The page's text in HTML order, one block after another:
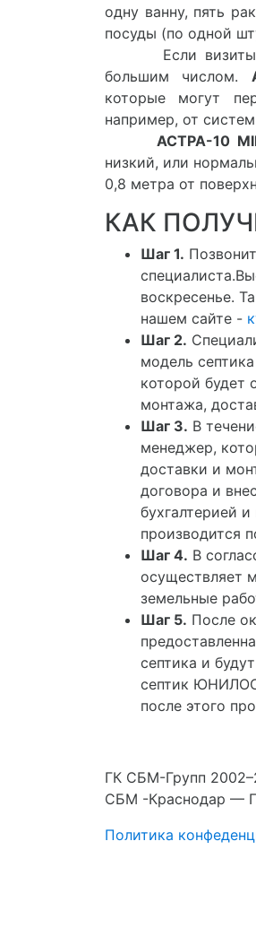
одну ванну, пять
посуды (по одной
Если визиты
большим числом.
которые могут
например, от
АСТРА-10
низкий, или
0,8 метра от
КАК
Шаг 1.
воскресенье.
нашем сайте -
Шаг 2.
модель
которой будет
монтажа,
Шаг 3. В
менеджер,
доставки и
договора и
бухгалтерией
производится
Шаг 4. В
осуществляет
земельные
Шаг 5. После
септика и
септик
после этого
ГК СБМ-Групп
СБМ -Краснодар —
Политика